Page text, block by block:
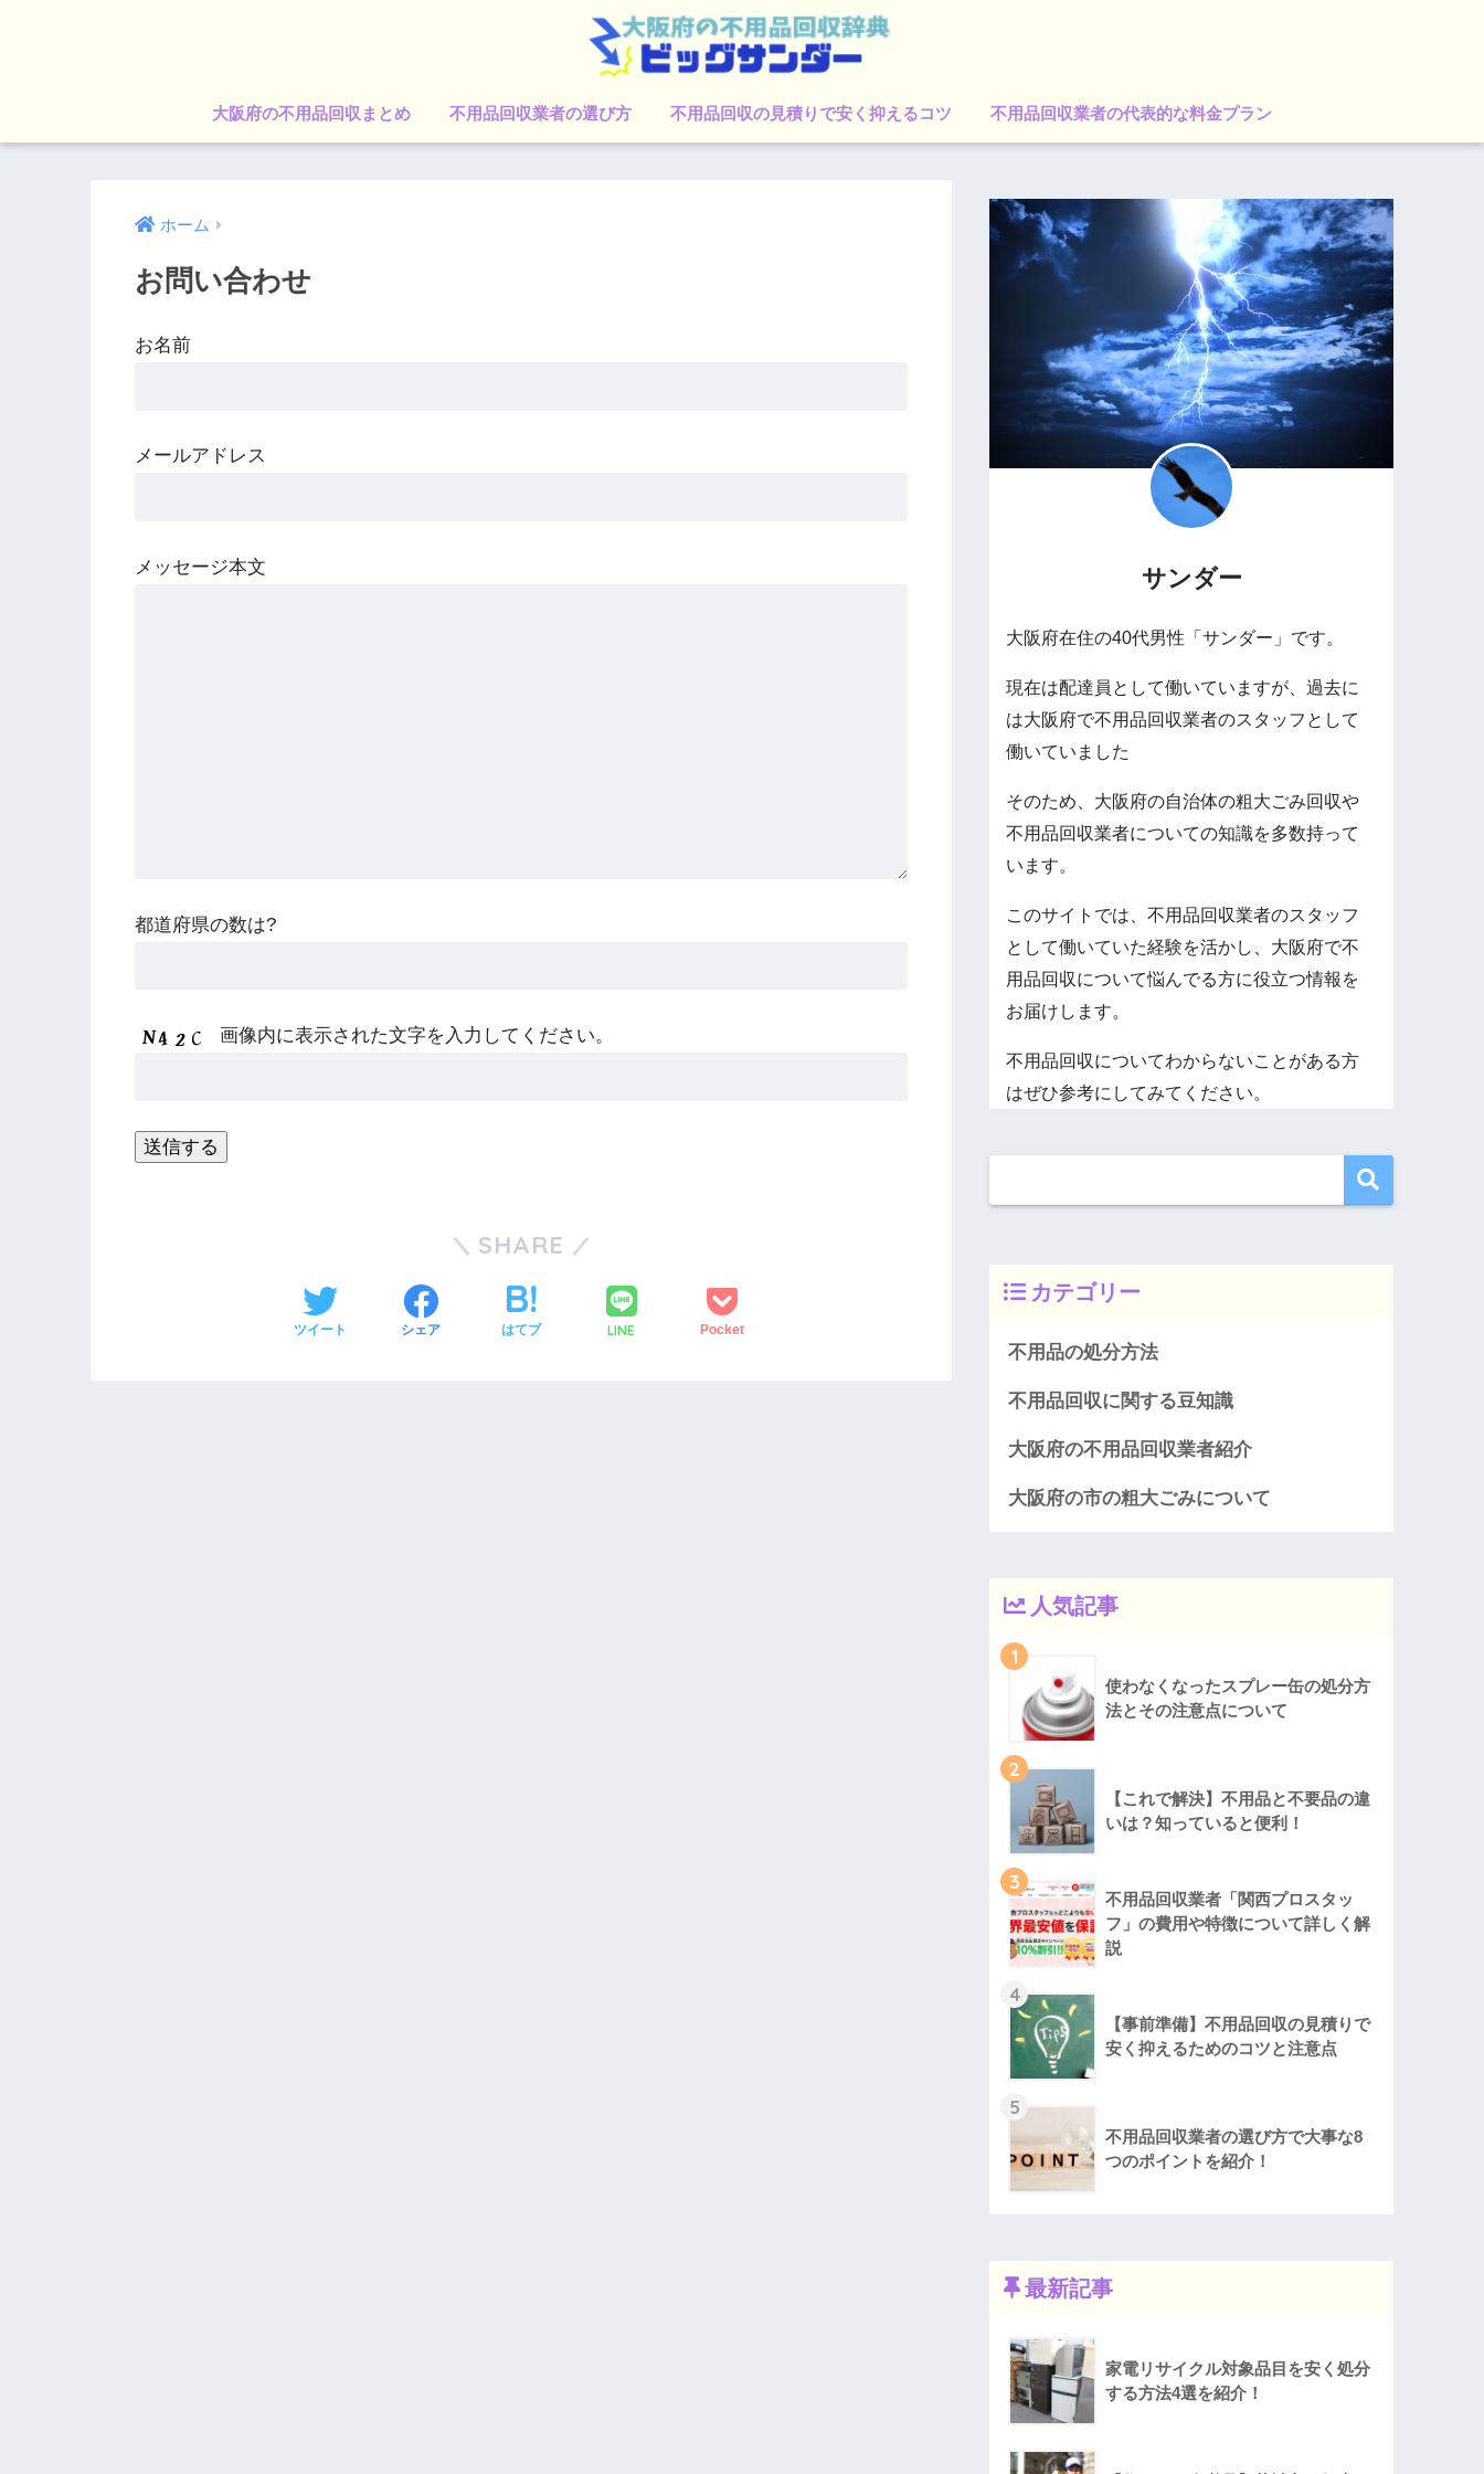
大阪府の不用品回収まとめ 不用品回収業者の選び方 不用品回収の見積りで安く抑えるコツ 不用品回収業者の代表的な料金プラン
ホーム
お問い合わせ
お名前
メールアドレス
メッセージ本文
都道府県の数は?
画像内に表示された文字を入力してください。
SHARE
ツイート シェア はてブ LINE Pocket
サンダー
大阪府在住の40代男性「サンダー」です。
現在は配達員として働いていますが、過去に
は大阪府で不用品回収業者のスタッフとして
働いていました
そのため、大阪府の自治体の粗大ごみ回収や
不用品回収業者についての知識を多数持って
います。
このサイトでは、不用品回収業者のスタッフ
として働いていた経験を活かし、大阪府で不
用品回収について悩んでる方に役立つ情報を
お届けします。
不用品回収についてわからないことがある方
はぜひ参考にしてみてください。
カテゴリー
不用品の処分方法
不用品回収に関する豆知識
大阪府の不用品回収業者紹介
大阪府の市の粗大ごみについて
人気記事
1
使わなくなったスプレー缶の処分方
法とその注意点について
2
【これで解決】不用品と不要品の違
いは？知っていると便利！
3
不用品回収業者「関西プロスタッ
フ」の費用や特徴について詳しく解
説
4
【事前準備】不用品回収の見積りで
安く抑えるためのコツと注意点
5
不用品回収業者の選び方で大事な8
つのポイントを紹介！
最新記事
家電リサイクル対象品目を安く処分
する方法4選を紹介！